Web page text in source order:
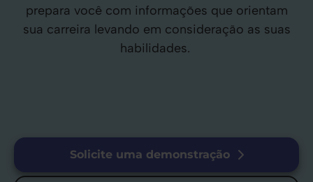
prepara você com informações que orientam
sua carreira levando em consideração as suas
habilidades.
Solicite uma demonstração